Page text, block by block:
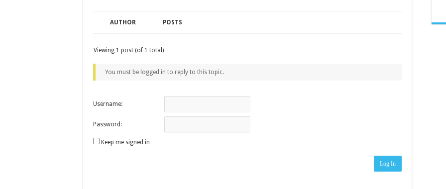
AUTHOR POSTS
Viewing 1 post (of 1 total)
You must be logged in to reply to this topic.
Username:
Password:
Keep me signed in
Log In